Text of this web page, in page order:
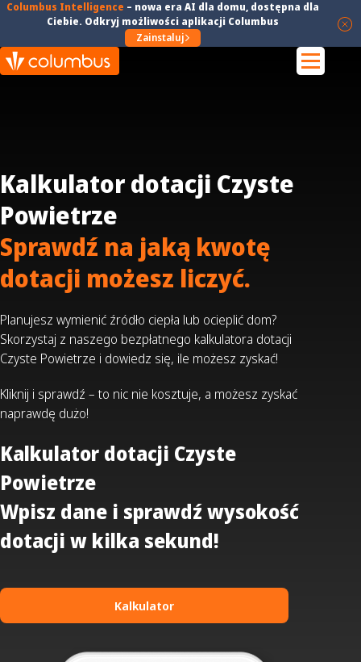
Columbus Intelligence – nowa era AI dla domu, dostępna dla
Ciebie. Odkryj możliwości aplikacji Columbus
Zainstaluj
Kalkulator dotacji Czyste
Powietrze
Sprawdź na jaką kwotę
dotacji możesz liczyć.
Planujesz wymienić źródło ciepła lub ocieplić dom?
Skorzystaj z naszego bezpłatnego kalkulatora dotacji
Czyste Powietrze i dowiedz się, ile możesz zyskać!
Kliknij i sprawdź – to nic nie kosztuje, a możesz zyskać
naprawdę dużo!
Kalkulator dotacji Czyste
Powietrze
Wpisz dane i sprawdź wysokość
dotacji w kilka sekund!
Kalkulator